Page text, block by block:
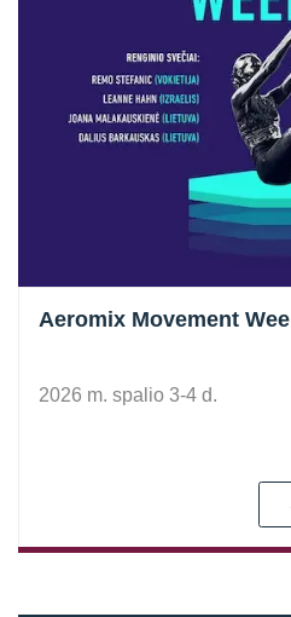
Aeromix Movement
2026 m. spalio 3-4 d.